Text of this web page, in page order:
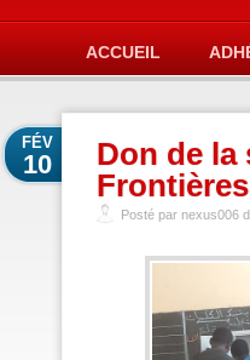
ACCUEIL
Don de la
FÉV
10
Posté par nexus006